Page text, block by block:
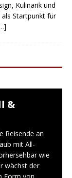
Kulinarik und
Startpunkt für
&
Reisende an
mit All-
wie
wächst der